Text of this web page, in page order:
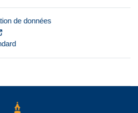
de données